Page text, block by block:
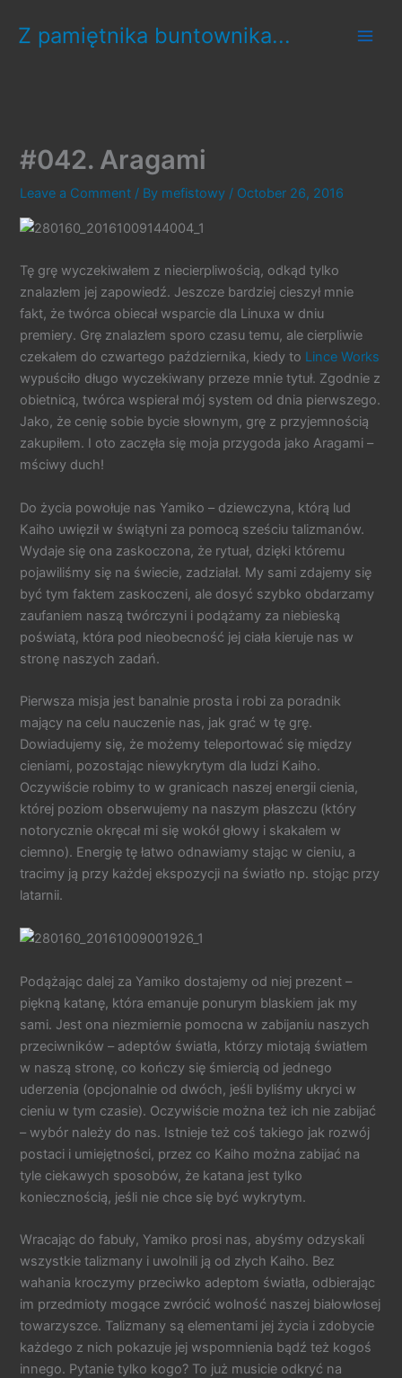
content
Z pamiętnika buntownika...
#042. Aragami
Leave a Comment / By mefistowy / October 26, 2016
Tę grę wyczekiwałem z niecierpliwością, odkąd tylko
znalazłem jej zapowiedź. Jeszcze bardziej cieszył mnie
fakt, że twórca obiecał wsparcie dla Linuxa w dniu
premiery. Grę znalazłem sporo czasu temu, ale cierpliwie
czekałem do czwartego października, kiedy to Lince Works
wypuściło długo wyczekiwany przeze mnie tytuł. Zgodnie z
obietnicą, twórca wspierał mój system od dnia pierwszego.
Jako, że cenię sobie bycie słownym, grę z przyjemnością
zakupiłem. I oto zaczęła się moja przygoda jako Aragami –
mściwy duch!
Do życia powołuje nas Yamiko – dziewczyna, którą lud
Kaiho uwięził w świątyni za pomocą sześciu talizmanów.
Wydaje się ona zaskoczona, że rytuał, dzięki któremu
pojawiliśmy się na świecie, zadziałał. My sami zdajemy się
być tym faktem zaskoczeni, ale dosyć szybko obdarzamy
zaufaniem naszą twórczyni i podążamy za niebieską
poświatą, która pod nieobecność jej ciała kieruje nas w
stronę naszych zadań.
Pierwsza misja jest banalnie prosta i robi za poradnik
mający na celu nauczenie nas, jak grać w tę grę.
Dowiadujemy się, że możemy teleportować się między
cieniami, pozostając niewykrytym dla ludzi Kaiho.
Oczywiście robimy to w granicach naszej energii cienia,
której poziom obserwujemy na naszym płaszczu (który
notorycznie okręcał mi się wokół głowy i skakałem w
ciemno). Energię tę łatwo odnawiamy stając w cieniu, a
tracimy ją przy każdej ekspozycji na światło np. stojąc przy
latarnii.
Podążając dalej za Yamiko dostajemy od niej prezent –
piękną katanę, która emanuje ponurym blaskiem jak my
sami. Jest ona niezmiernie pomocna w zabijaniu naszych
przeciwników – adeptów światła, którzy miotają światłem
w naszą stronę, co kończy się śmiercią od jednego
uderzenia (opcjonalnie od dwóch, jeśli byliśmy ukryci w
cieniu w tym czasie). Oczywiście można też ich nie zabijać
– wybór należy do nas. Istnieje też coś takiego jak rozwój
postaci i umiejętności, przez co Kaiho można zabijać na
tyle ciekawych sposobów, że katana jest tylko
koniecznością, jeśli nie chce się być wykrytym.
Wracając do fabuły, Yamiko prosi nas, abyśmy odzyskali
wszystkie talizmany i uwolnili ją od złych Kaiho. Bez
wahania kroczymy przeciwko adeptom światła, odbierając
im przedmioty mogące zwrócić wolność naszej białowłosej
towarzyszce. Talizmany są elementami jej życia i zdobycie
każdego z nich pokazuje jej wspomnienia bądź też kogoś
innego. Pytanie tylko kogo? To już musicie odkryć na